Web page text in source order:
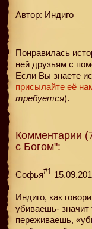
Автор: Индиго
Понравилась
ней друзьям с
Если Вы знаете
присылайте её
требуется).
Комментарии
с Богом":
Софья#1
Индиго, как
убиваешь- значит
переживаешь,